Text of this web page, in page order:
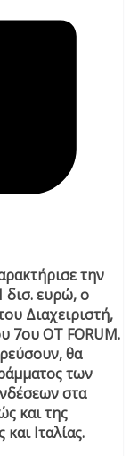
την
δισ. ευρώ, ο
Διαχειριστή,
7ου ΟΤ FORUM.
θα
των
στα
και της
Ιταλίας.